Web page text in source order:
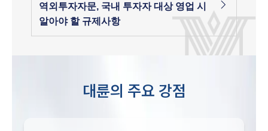
역외투자자문, 국내 투자자 대상 영업 시
알아야 할 규제사항
대륜의 주요 강점